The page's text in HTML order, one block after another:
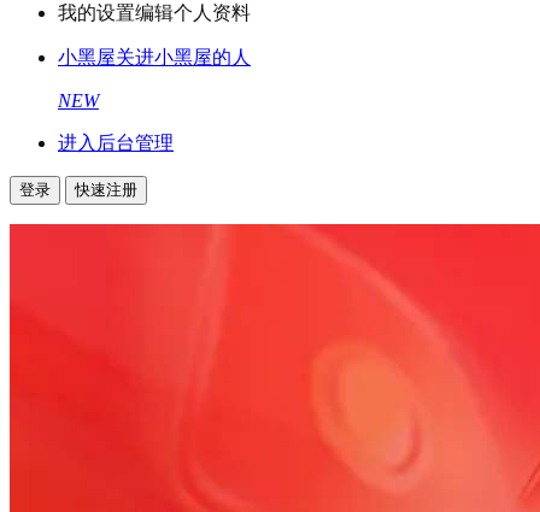
我的设置编辑个人资料
小黑屋关进小黑屋的人
NEW
进入后台管理
登录 快速注册